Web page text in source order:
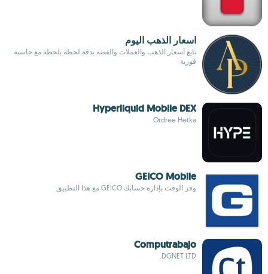
اسعار الذهب اليوم
تابع أسعار الذهب والعملات والفضة بدقة لحظة بلحظة مع حاسبة
فورية
Hyperliquid Mobile DEX
Ordree Hetka
GEICO Mobile
وفر الوقت بإدارة حسابك GEICO مع هذا التطبيق
Computrabajo
DGNET LTD.